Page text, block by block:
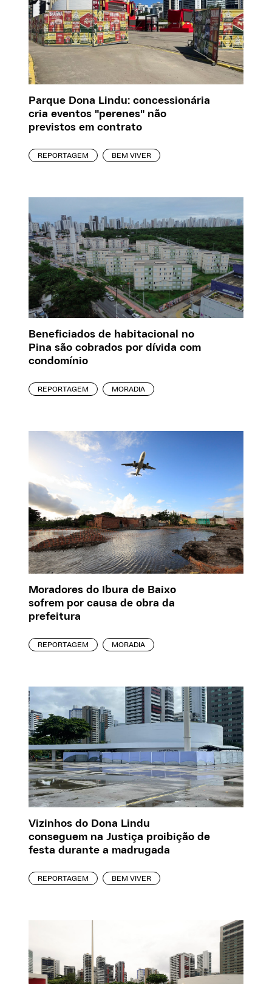
Parque Dona Lindu: concessionária
cria eventos "perenes" não
previstos em contrato
REPORTAGEM BEM VIVER
Beneficiados de habitacional no
Pina são cobrados por dívida com
condomínio
REPORTAGEM MORADIA
Moradores do Ibura de Baixo
sofrem por causa de obra da
prefeitura
REPORTAGEM MORADIA
Vizinhos do Dona Lindu
conseguem na Justiça proibição de
festa durante a madrugada
REPORTAGEM BEM VIVER